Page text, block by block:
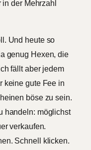
der Mehrzahl
Und heute so
genug Hexen, die
fällt aber jedem
keine gute Fee in
böse zu sein.
handeln: möglichst
verkaufen.
Schnell klicken.